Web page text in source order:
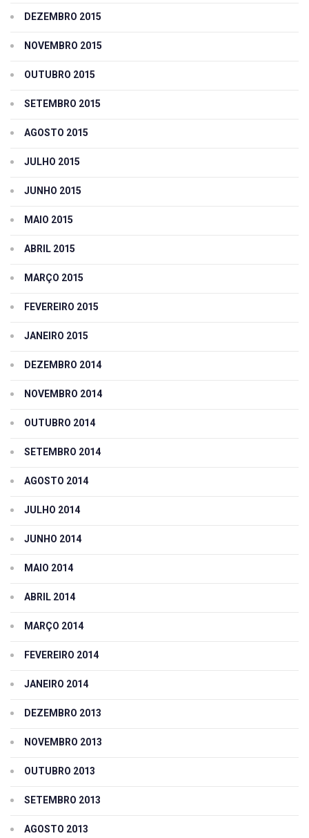
DEZEMBRO 2015
NOVEMBRO 2015
OUTUBRO 2015
SETEMBRO 2015
AGOSTO 2015
JULHO 2015
JUNHO 2015
MAIO 2015
ABRIL 2015
MARÇO 2015
FEVEREIRO 2015
JANEIRO 2015
DEZEMBRO 2014
NOVEMBRO 2014
OUTUBRO 2014
SETEMBRO 2014
AGOSTO 2014
JULHO 2014
JUNHO 2014
MAIO 2014
ABRIL 2014
MARÇO 2014
FEVEREIRO 2014
JANEIRO 2014
DEZEMBRO 2013
NOVEMBRO 2013
OUTUBRO 2013
SETEMBRO 2013
AGOSTO 2013